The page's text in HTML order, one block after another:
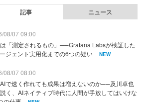
記事 ニュース
08/07 09:00
「測定されるもの」──Grafana Labsが検証した
ジェント実用化までの6つの疑い
NEW
08/07 08:00
で速く作れても成果は増えないのか──及川卓也
く、AIネイティブ時代に人間が手放してはいけな